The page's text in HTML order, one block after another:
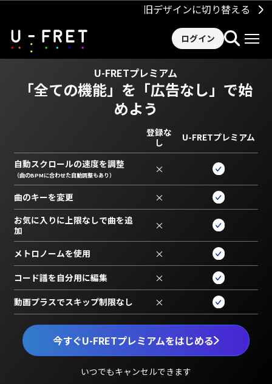
旧デザインに切り替える
ログイン
U-FRETプレミアム
「全ての機能」を 「広告なし」で始
めよう
今すぐU-FRETプレミアムをはじめる
いつでもキャンセルできます
登録な
し
U-FRETプレミアム
自動スクロールの速度を調整
（曲のBPMに合わせた自動調整もあり） ×
曲のキーを変更 ×
お気に入りに上限なしで曲を追
加
×
メトロノームを使用 ×
コード譜を自分用に編集 ×
動画プラスでスキップ制限なし ×